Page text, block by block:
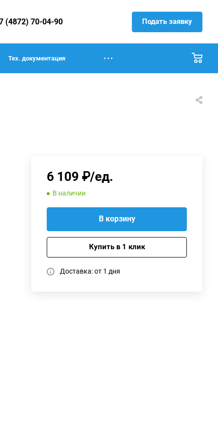
(4872) 70-04-90 Подать заявку
Тех. документация
6 109 ₽/ед.
В наличии
В корзину
Купить в 1 клик
Доставка: от 1 дня